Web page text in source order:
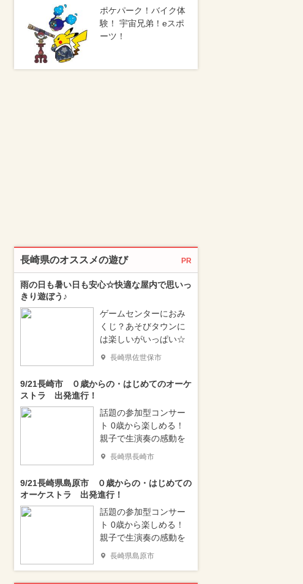
ポケパーク！バイク体
験！ 宇宙兄弟！eスポ
ーツ！
長崎県のオススメの遊び PR
雨の日も暑い日も安心☆快適な屋内で思いっ
きり遊ぼう♪
ゲームセンターにおみ
くじ？あそびタウンに
は楽しいがいっぱい☆
長崎県佐世保市
9/21長崎市 ０歳からの・はじめてのオーケ
ストラ 出発進行！
話題の参加型コンサー
ト 0歳から楽しめる！
親子で生演奏の感動を
長崎県長崎市
9/21長崎県島原市 ０歳からの・はじめての
オーケストラ 出発進行！
話題の参加型コンサー
ト 0歳から楽しめる！
親子で生演奏の感動を
長崎県島原市